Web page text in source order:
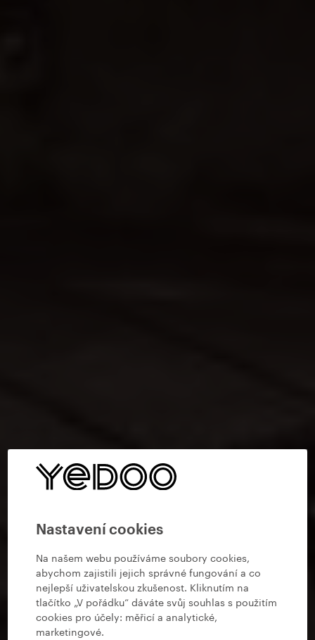
Nastavení cookies
Na našem webu používáme soubory cookies,
abychom zajistili jejich správné fungování a co
nejlepší uživatelskou zkušenost. Kliknutím na
tlačítko „V pořádku“ dáváte svůj souhlas s použitím
cookies pro účely: měřicí a analytické,
marketingové.